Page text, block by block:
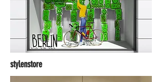
stylenstore